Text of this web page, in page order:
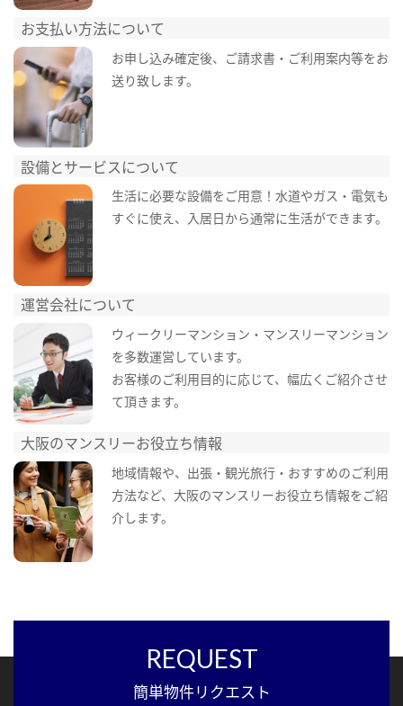
お支払い方法について
お申し込み確定後、ご請求書・ご利用案内等をお
送り致します。
設備とサービスについて
生活に必要な設備をご用意！水道やガス・電気も
すぐに使え、入居日から通常に生活ができます。
運営会社について
ウィークリーマンション・マンスリーマンション
を多数運営しています。
お客様のご利用目的に応じて、幅広くご紹介させ
て頂きます。
大阪のマンスリーお役立ち情報
地域情報や、出張・観光旅行・おすすめのご利用
方法など、大阪のマンスリーお役立ち情報をご紹
介します。
REQUEST
簡単物件リクエスト